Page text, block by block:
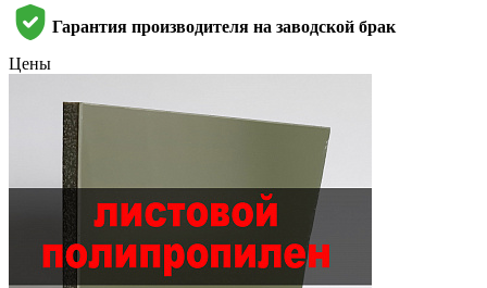
Гарантия производителя на заводской брак
Цены